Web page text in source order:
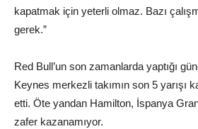
kapatmak için yeterli olmaz. Bazı
gerek.”
Red Bull’un son zamanlarda yaptığı
Keynes merkezli takımın son 5 yarışı
etti. Öte yandan Hamilton, İspanya
zafer kazanamıyor.